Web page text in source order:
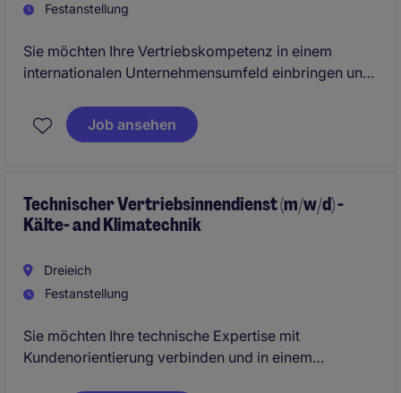
Festanstellung
Sie möchten Ihre Vertriebskompetenz in einem
internationalen Unternehmensumfeld einbringen und
erwartet Sie eine abwechslungsreiche Position im
Vertriebsinnendienst mit engem Kundenkontakt,
Job ansehen
Technischer Vertriebsinnendienst (m/w/d) -
Kälte- and Klimatechnik
Dreieich
Festanstellung
Sie möchten Ihre technische Expertise mit
Kundenorientierung verbinden und in einem